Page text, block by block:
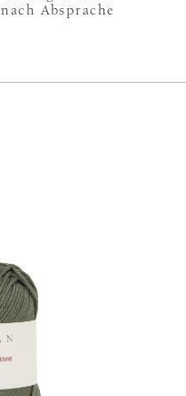
nach Absprache